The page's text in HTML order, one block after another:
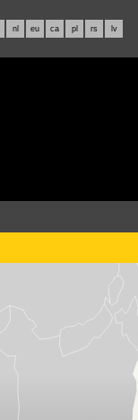
nl eu ca pl rs lv